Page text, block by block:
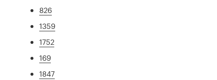
826
1359
1752
169
1847